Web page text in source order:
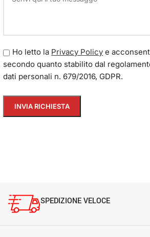
Ho letto la Privacy Policy e
secondo quanto stabilito dal
dati personali n. 679/2016, GDPR.
SPEDIZIONE VELOCE